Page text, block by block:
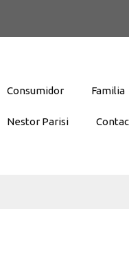
Consumidor Familia
Nestor Parisi